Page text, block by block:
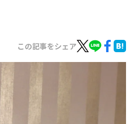
この記事をシェア